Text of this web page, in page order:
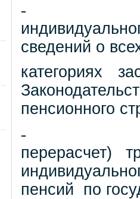
-
сведений о
категориях
пенсионного
-
перерасчет)
пенсий по